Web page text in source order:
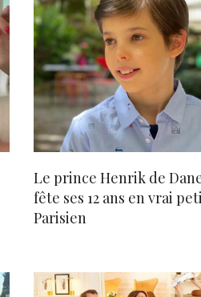
Le prince Henrik de
fête ses 12 ans en vrai
Parisien